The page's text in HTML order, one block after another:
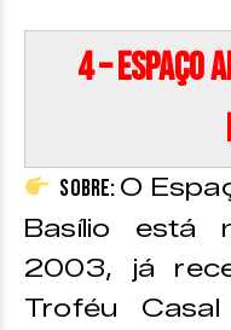
4 –
Sobre: O
Basílio está
2003, já
Troféu